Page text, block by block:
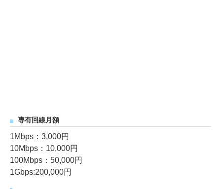
専有回線月額
1Mbps：3,000円
10Mbps：10,000円
100Mbps：50,000円
1Gbps:200,000円